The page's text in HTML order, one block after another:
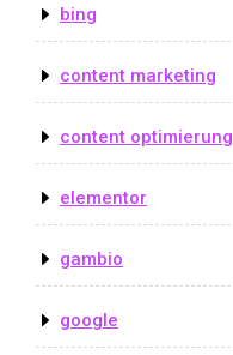
bing
content marketing
content optimierung
elementor
gambio
google